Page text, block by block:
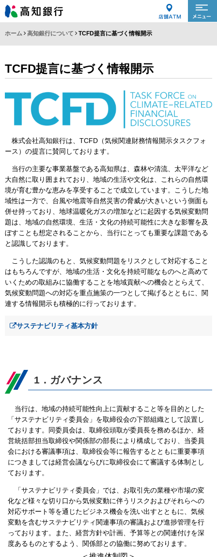
ホーム 高知銀行について TCFD提言に基づく情報開示
TCFD提言に基づく情報開示
株式会社高知銀行は、TCFD（気候関連財務情報開示タスクフォ
ース）の提言に賛同しております。
当行の主要な事業基盤である高知県は、森林や清流、太平洋など
大自然に取り囲まれており、地域の生活や文化は、これらの自然環
境が育む豊かな恵みを享受することで成立しています。こうした地
域性は一方で、台風や地震等自然災害の脅威が大きいという側面も
併せ持っており、地球温暖化ガスの増加などに起因する気候変動問
題は、地域の自然環境、生活・文化の持続可能性に大きな影響を及
ぼすことも想定されることから、当行にとっても重要な課題である
と認識しております。
こうした認識のもと、気候変動問題をリスクとして対応すること
はもちろんですが、地域の生活・文化を持続可能なものへと高めて
いくための取組みに協働することを地域貢献への機会ととらえて、
気候変動問題への対応を重点施策の一つとして掲げるとともに、関
連する情報開示も積極的に行っております。
サステナビリティ基本方針
1．ガバナンス
当行は、地域の持続可能性向上に貢献すること等を目的とした
「サステナビリティ委員会」を取締役会の下部組織として設置し
ております。同委員会は、取締役頭取が委員長を務めるほか、経
営統括部担当取締役や関係部の部長により構成しており、当委員
会における審議事項は、取締役会等に報告するとともに重要事項
につきましては経営会議ならびに取締役会にて審議する体制とし
ております。
「サステナビリティ委員会」では、お取引先の業種や市場の変
化など様々な切り口から気候変動に伴うリスクおよびそれらへの
対応サポート等を通じたビジネス機会を洗い出すとともに、気候
変動を含むサステナビリティ関連事項の審議および進捗管理を行
っております。また、経営方針や計画、予算等との関連付けを深
度あるものとするよう、関係部との協働に努めております。